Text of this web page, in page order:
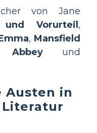
von Jane
Vorurteil ,
, Mansfield
Abbeyund
Austen in